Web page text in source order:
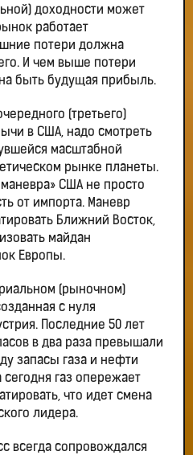
доходности может
работает
потери должна
И чем выше потери
быть будущая прибыль.
(третьего)
в США, надо смотреть
масштабной
рынке планеты.
США не просто
от импорта. Маневр
Ближний Восток,
майдан
Европы.
(рыночном)
с нуля
Последние 50 лет
в два раза превышали
запасы газа и нефти
сегодня газ опережает
что идет смена
лидера.
всегда сопровождался